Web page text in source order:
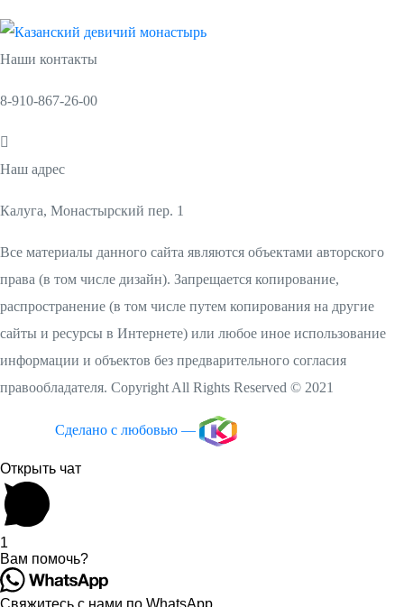
Наши контакты
8-910-867-26-00
Наш адрес
Калуга, Монастырский пер. 1
Все материалы данного сайта являются объектами авторского
права (в том числе дизайн). Запрещается копирование,
распространение (в том числе путем копирования на другие
сайты и ресурсы в Интернете) или любое иное использование
информации и объектов без предварительного согласия
правообладателя. Copyright All Rights Reserved © 2021
Сделано с любовью —
Открыть чат
1
Вам помочь?